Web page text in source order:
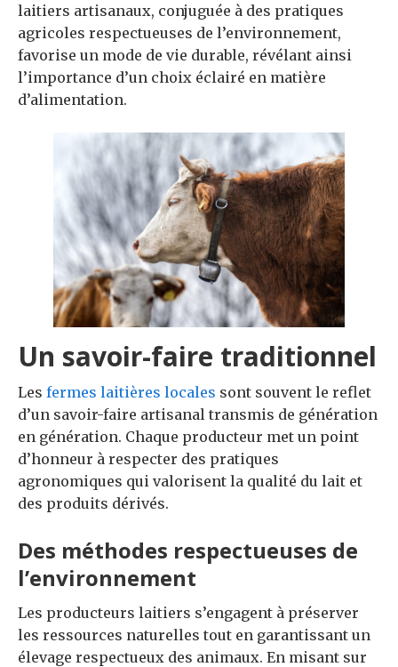
laitiers artisanaux, conjuguée à des pratiques
agricoles respectueuses de l’environnement,
favorise un mode de vie durable, révélant ainsi
l’importance d’un choix éclairé en matière
d’alimentation.
Un savoir-faire traditionnel
Les fermes laitières locales sont souvent le reflet
d’un savoir-faire artisanal transmis de génération
en génération. Chaque producteur met un point
d’honneur à respecter des pratiques
agronomiques qui valorisent la qualité du lait et
des produits dérivés.
Des méthodes respectueuses de
l’environnement
Les producteurs laitiers s’engagent à préserver
les ressources naturelles tout en garantissant un
élevage respectueux des animaux. En misant sur